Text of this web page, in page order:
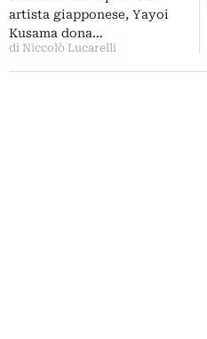
artista giapponese, Yayoi
Kusama dona…
di Niccolò Lucarelli